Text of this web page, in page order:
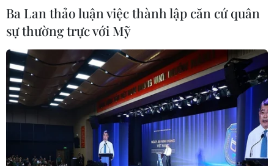
CƠ QUAN CHỦ QUẢN: THÔNG TẤN XÃ VIỆT NAM
Tổng Biên tập: TRẦN TIẾN DUẨN
Phó Tổng Biên tập: NGUYỄN THỊ TÁM, KHÚC THANH
THỦY
Sở hữu trí tuệ
Quy định sử dụng
Ba Lan thảo luận việc thành lập căn cứ quân
sự thường trực với Mỹ